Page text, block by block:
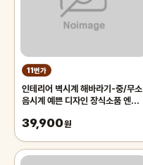
11번가
인테리어 벽시계 해바라기-중/무소
음시계 예쁜 디자인 장식소품 엔틱
39,900원